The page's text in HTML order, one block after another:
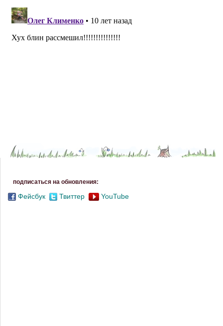
подписаться на обновления:
Фейсбук Твиттер YouTube